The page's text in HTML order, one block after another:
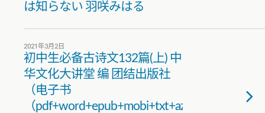
は知らない 羽咲みはる
2021年3月2日
初中生必备古诗文132篇(上) 中
华文化大讲堂 编 团结出版社
（电子书
（pdf+word+epub+mobi+txt+azw3）